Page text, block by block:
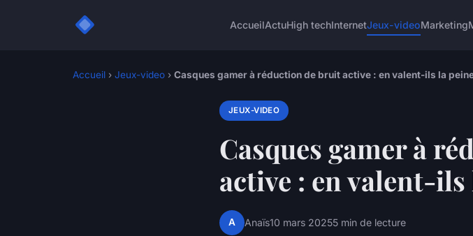
AccueilActuHigh techInternetJeux-videoMarketing
Accueil › Jeux-video › Casques gamer à réduction de bruit active : en valent-ils la
JEUX-VIDEO
Casques gamer à
active : en valent-ils
A Anaïs10 mars 20255 min de lecture